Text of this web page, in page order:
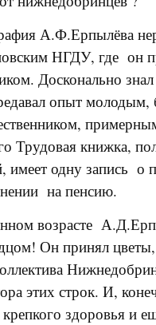
А.Ф.Ерпылёва
НГДУ, где он
Досконально
опыт молодым,
Трудовая книжка,
имеет одну запись о
на пенсию.
возрасте
Он принял цветы,
этих строк. И,
здоровья и